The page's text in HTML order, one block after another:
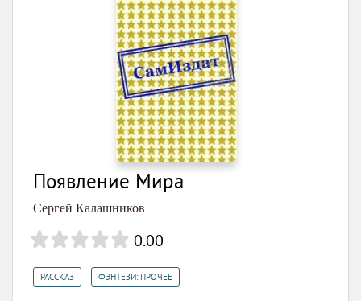
Появление Мира
Сергей Калашников
0.00
РАССКАЗ ФЭНТЕЗИ: ПРОЧЕЕ